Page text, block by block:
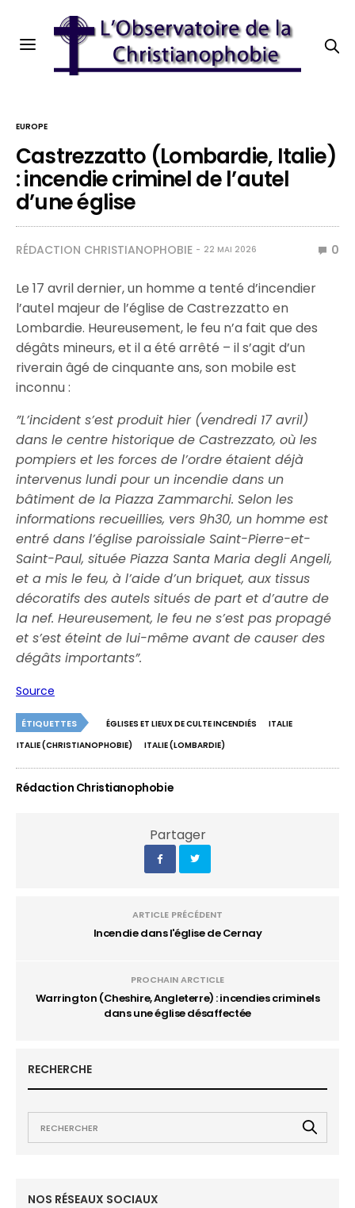
EUROPE
Castrezzatto (Lombardie, Italie)
: incendie criminel de l’autel
d’une église
RÉDACTION CHRISTIANOPHOBIE 22 MAI 2026 0
Le 17 avril dernier, un homme a tenté d’incendier
l’autel majeur de l’église de Castrezzatto en
Lombardie. Heureusement, le feu n’a fait que des
dégâts mineurs, et il a été arrêté – il s’agit d’un
riverain âgé de cinquante ans, son mobile est
inconnu :
”L’incident s’est produit hier (vendredi 17 avril)
dans le centre historique de Castrezzato, où les
pompiers et les forces de l’ordre étaient déjà
intervenus lundi pour un incendie dans un
bâtiment de la Piazza Zammarchi. Selon les
informations recueillies, vers 9h30, un homme est
entré dans l’église paroissiale Saint-Pierre-et-
Saint-Paul, située Piazza Santa Maria degli Angeli,
et a mis le feu, à l’aide d’un briquet, aux tissus
décoratifs des autels situés de part et d’autre de
la nef. Heureusement, le feu ne s’est pas propagé
et s’est éteint de lui-même avant de causer des
dégâts importants”.
Source
ÉTIQUETTES ÉGLISES ET LIEUX DE CULTE INCENDIÉS
ITALIE
ITALIE (CHRISTIANOPHOBIE)
ITALIE (LOMBARDIE)
Rédaction Christianophobie
Partager
ARTICLE PRÉCÉDENT
Incendie dans l'église de Cernay
PROCHAIN ARCTICLE
Warrington (Cheshire, Angleterre) : incendies criminels
dans une église désaffectée
RECHERCHE
NOS RÉSEAUX SOCIAUX